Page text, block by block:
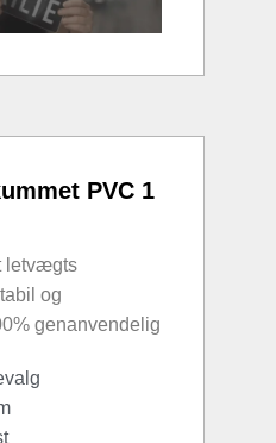
PVC 1
letvægts
og
genanvendelig